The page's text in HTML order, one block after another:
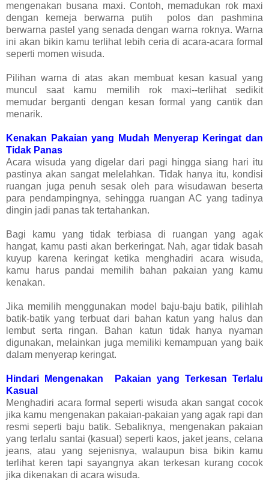
mengenakan busana maxi. Contoh, memadukan rok maxi
dengan kemeja berwarna putih polos dan pashmina
berwarna pastel yang senada dengan warna roknya. Warna
ini akan bikin kamu terlihat lebih ceria di acara-acara formal
seperti momen wisuda.
Pilihan warna di atas akan membuat kesan kasual yang
muncul saat kamu memilih rok maxi--terlihat sedikit
memudar berganti dengan kesan formal yang cantik dan
menarik.
Kenakan Pakaian yang Mudah Menyerap Keringat dan
Tidak Panas
Acara wisuda yang digelar dari pagi hingga siang hari itu
pastinya akan sangat melelahkan. Tidak hanya itu, kondisi
ruangan juga penuh sesak oleh para wisudawan beserta
para pendampingnya, sehingga ruangan AC yang tadinya
dingin jadi panas tak tertahankan.
Bagi kamu yang tidak terbiasa di ruangan yang agak
hangat, kamu pasti akan berkeringat. Nah, agar tidak basah
kuyup karena keringat ketika menghadiri acara wisuda,
kamu harus pandai memilih bahan pakaian yang kamu
kenakan.
Jika memilih menggunakan model baju-baju batik, pilihlah
batik-batik yang terbuat dari bahan katun yang halus dan
lembut serta ringan. Bahan katun tidak hanya nyaman
digunakan, melainkan juga memiliki kemampuan yang baik
dalam menyerap keringat.
Hindari Mengenakan Pakaian yang Terkesan Terlalu
Kasual
Menghadiri acara formal seperti wisuda akan sangat cocok
jika kamu mengenakan pakaian-pakaian yang agak rapi dan
resmi seperti baju batik. Sebaliknya, mengenakan pakaian
yang terlalu santai (kasual) seperti kaos, jaket jeans, celana
jeans, atau yang sejenisnya, walaupun bisa bikin kamu
terlihat keren tapi sayangnya akan terkesan kurang cocok
jika dikenakan di acara wisuda.